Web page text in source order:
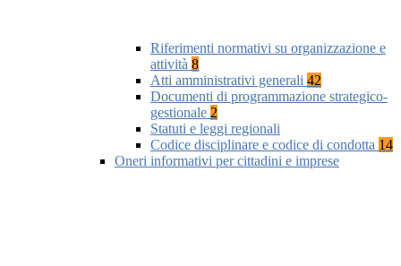
Riferimenti normativi su organizzazione e
attività 8
Atti amministrativi generali 42
Documenti di programmazione strategico-
gestionale 2
Statuti e leggi regionali
Codice disciplinare e codice di condotta 14
Oneri informativi per cittadini e imprese